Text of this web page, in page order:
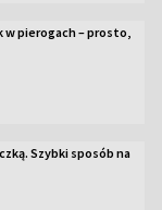
pierogach – prosto,
Szybki sposób na